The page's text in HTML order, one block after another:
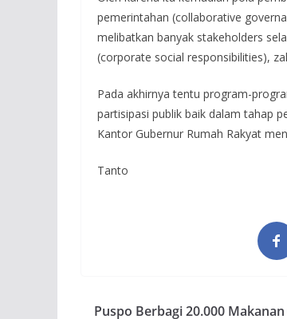
pemerintahan (collaborative
melibatkan banyak stakeholders
(corporate social responsibilities),
Pada akhirnya tentu program-
partisipasi publik baik dalam tahap
Kantor Gubernur Rumah Rakyat
Tanto
Puspo Berbagi 20.000